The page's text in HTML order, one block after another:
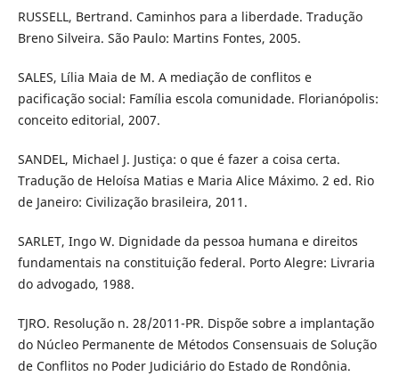
RUSSELL, Bertrand. Caminhos para a liberdade. Tradução
Breno Silveira. São Paulo: Martins Fontes, 2005.
SALES, Lília Maia de M. A mediação de conflitos e
pacificação social: Família escola comunidade. Florianópolis:
conceito editorial, 2007.
SANDEL, Michael J. Justiça: o que é fazer a coisa certa.
Tradução de Heloísa Matias e Maria Alice Máximo. 2 ed. Rio
de Janeiro: Civilização brasileira, 2011.
SARLET, Ingo W. Dignidade da pessoa humana e direitos
fundamentais na constituição federal. Porto Alegre: Livraria
do advogado, 1988.
TJRO. Resolução n. 28/2011-PR. Dispõe sobre a implantação
do Núcleo Permanente de Métodos Consensuais de Solução
de Conflitos no Poder Judiciário do Estado de Rondônia.